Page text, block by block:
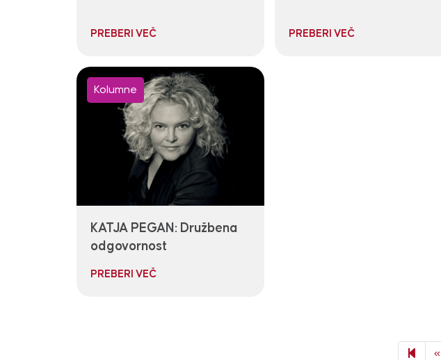
PREBERI VEČ PREBERI VEČ
Kolumne
KATJA PEGAN: Družbena
odgovornost
PREBERI VEČ
«